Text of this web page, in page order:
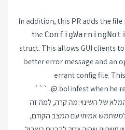
In addition, this PR adds the
the
struct. This allows GUI clients
better error message and an
errant config file.
@.bolinfest when he
של השינוי: מה קרה, למה זה
אמיתי עם המצב הקודם,